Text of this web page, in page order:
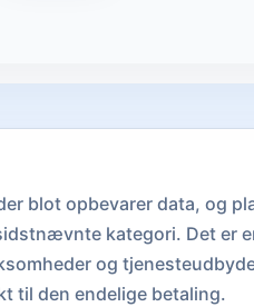
blot opbevarer data, og
kategori. Det er
og
til den endelige betaling.